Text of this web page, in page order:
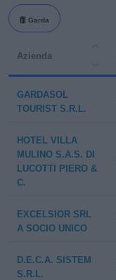
Garda
Azienda
GARDASOL
TOURIST S.R.L.
HOTEL VILLA
MULINO S.A.S. DI
LUCOTTI PIERO &
C.
EXCELSIOR SRL
A SOCIO UNICO
D.E.C.A. SISTEM
S.R.L.